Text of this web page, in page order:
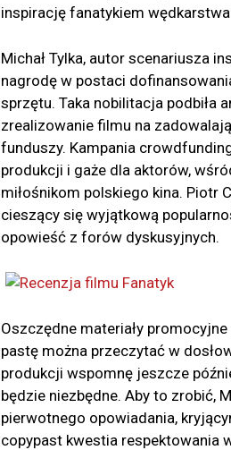
inspirację fanatykiem
Michał Tylka, autor scenariusza
nagrodę w postaci
sprzętu. Taka nobilitacja podbiła
zrealizowanie filmu na
funduszy. Kampania
produkcji i gaże dla aktorów,
miłośnikom polskiego kina. Piotr
cieszący się wyjątkową
opowieść z forów dyskusyjnych.
Oszczędne materiały
pastę można przeczytać w
produkcji wspomnę jeszcze
będzie niezbędne. Aby to zrobić,
pierwotnego opowiadania,
copypast kwestia respektowania